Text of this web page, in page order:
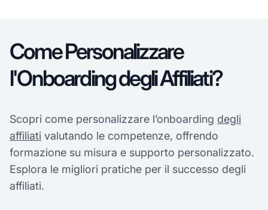
Come Personalizzare
l'Onboarding degli Affiliati?
Scopri come personalizzare l’onboarding degli
affiliati valutando le competenze, offrendo
formazione su misura e supporto personalizzato.
Esplora le migliori pratiche per il successo degli
affiliati.